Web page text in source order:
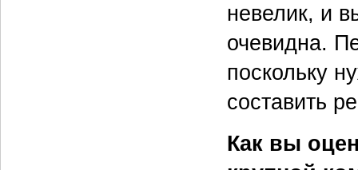
невелик, и
очевидна.
поскольку
составить
Как вы